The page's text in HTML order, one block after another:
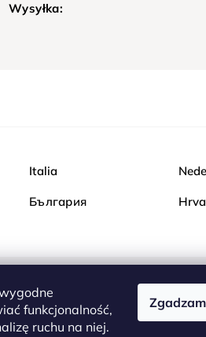
funkcjonalność,
ruchu na niej.
Wysyłka:
Italia
България
Kupuj bezpiecznie w
są całkowicie bezpieczne -